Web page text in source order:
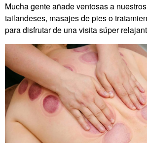
Mucha gente añade ventosas a
tailandeses, masajes de pies o
para disfrutar de una visita súper